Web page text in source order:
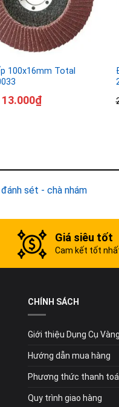
100x16mm Total
13.000₫
sét - chà nhám
Giá siêu tốt
Cam kết tốt
CHÍNH SÁCH
Giới thiệu Dụng Cụ Vàng
Hướng dẫn mua hàng
Phương thức thanh
Quy trình giao hàng